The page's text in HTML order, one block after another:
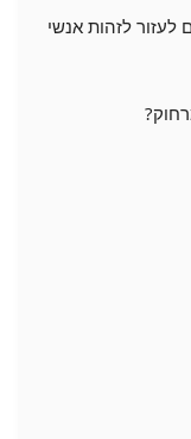
לעזור לזהות אנשי